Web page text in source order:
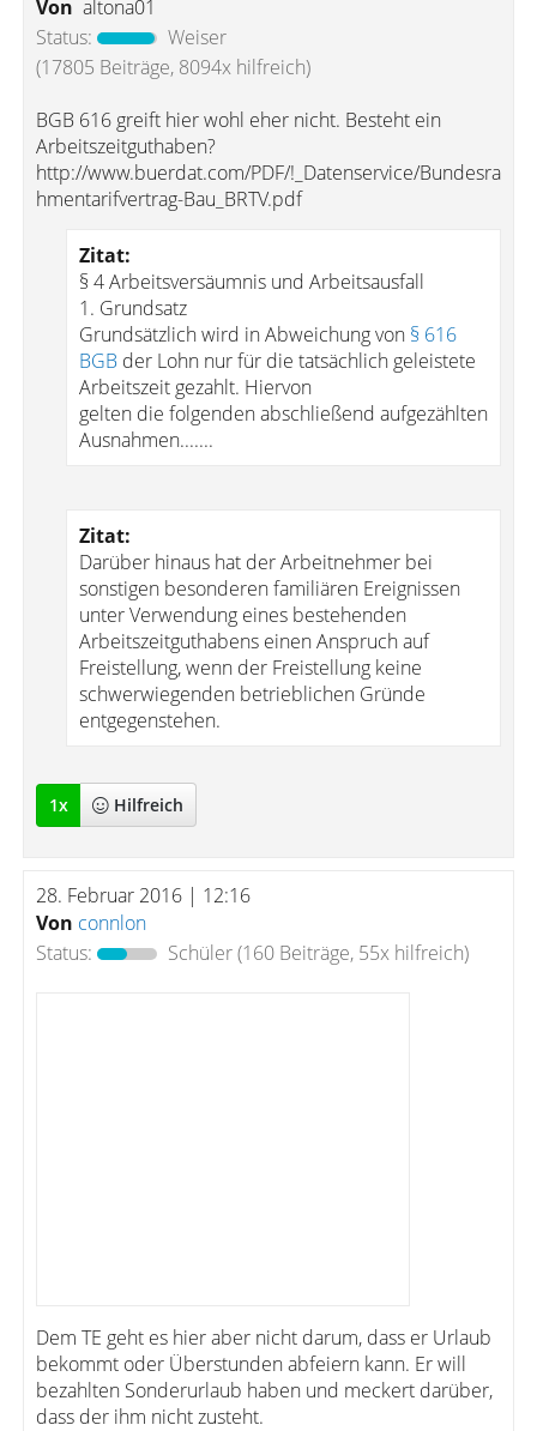
Von altona01
Status:
Weiser
(17805 Beiträge, 8094x hilfreich)
BGB 616 greift hier wohl eher nicht. Besteht ein
Arbeitszeitguthaben?
http://www.buerdat.com/PDF/!_Datenservice/Bundesra
hmentarifvertrag-Bau_BRTV.pdf
Zitat:
§ 4 Arbeitsversäumnis und Arbeitsausfall
1. Grundsatz
Grundsätzlich wird in Abweichung von § 616
BGBder Lohn nur für die tatsächlich geleistete
Arbeitszeit gezahlt. Hiervon
gelten die folgenden abschließend aufgezählten
Ausnahmen.......
Zitat:
Darüber hinaus hat der Arbeitnehmer bei
sonstigen besonderen familiären Ereignissen
unter Verwendung eines bestehenden
Arbeitszeitguthabens einen Anspruch auf
Freistellung, wenn der Freistellung keine
schwerwiegenden betrieblichen Gründe
entgegenstehen.
1x Hilfreich
28. Februar 2016 | 12:16
Von connlon
Status:
Schüler(160 Beiträge, 55x hilfreich)
Dem TE geht es hier aber nicht darum, dass er Urlaub
bekommt oder Überstunden abfeiern kann. Er will
bezahlten Sonderurlaub haben und meckert darüber,
dass der ihm nicht zusteht.